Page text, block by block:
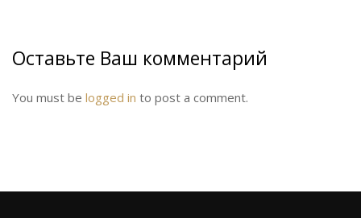
Оставьте Ваш комментарий
You must be logged in to post a comment.